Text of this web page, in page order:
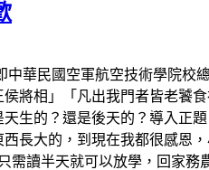
中華民國空軍航空技術學院
將相」「凡出我門者皆老饕
生的？還是後天的？導入正
長大的，到現在我都很感
需讀半天就可以放學，回家